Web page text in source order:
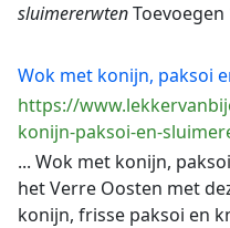
sluimererwtenToevoegen
Wok met konijn, paksoi
https://
konijn-paksoi-en-
... Wok met konijn,
het Verre Oosten met
konijn, frisse paksoi en